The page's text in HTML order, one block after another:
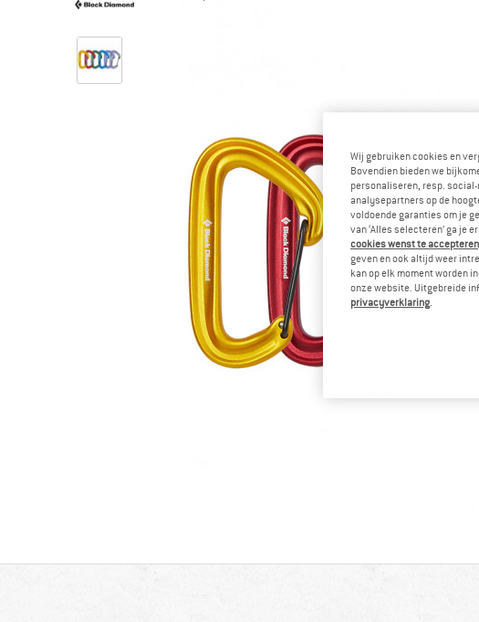
Wij gebruiken cookies en
Bovendien bieden we
personaliseren, resp.
analysepartners op de
voldoende garanties om je
van ‘Alles selecteren’ ga je
cookies wenst te
geven en ook altijd weer
kan op elk moment worden
onze website. Uitgebreide
privacyverklaring.